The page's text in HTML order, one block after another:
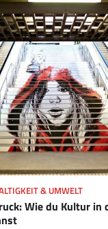
& UMWELT
Wie du Kultur in